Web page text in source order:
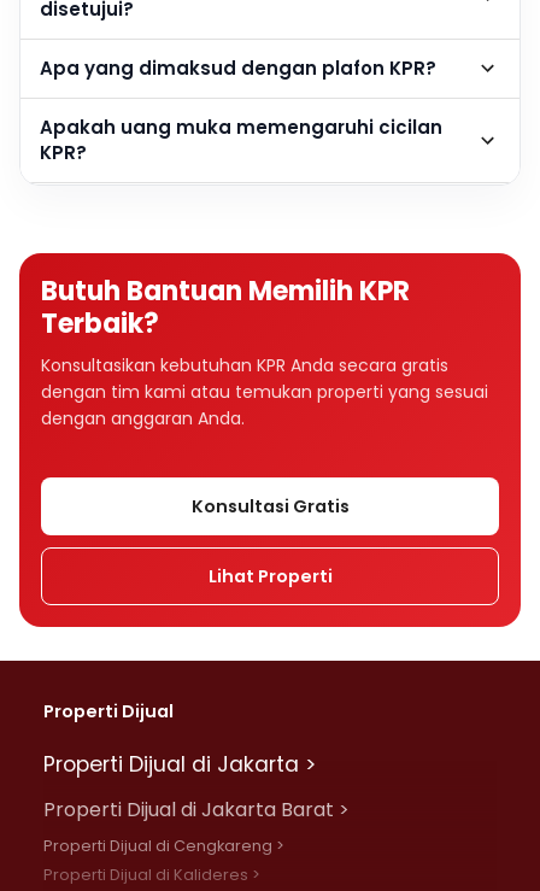
disetujui?
Apa yang dimaksud dengan plafon KPR?
Apakah uang muka memengaruhi cicilan
KPR?
Apakah semakin besar DP semakin baik?
Bagaimana tenor memengaruhi cicilan KPR?
Tenor KPR 10, 15, atau 20 tahun, mana yang
Apakah suku bunga memengaruhi cicilan
KPR?
Apa perbedaan bunga fixed dan floating
dalam KPR?
Mengapa cicilan KPR bisa naik setelah
Apa perbedaan bunga flat, efektif, dan
anuitas?
Rumah Rp500 juta cicilannya berapa per
bulan?
Butuh Bantuan Memilih KPR
Terbaik?
Konsultasikan kebutuhan KPR Anda secara gratis
dengan tim kami atau temukan properti yang sesuai
dengan anggaran Anda.
Konsultasi Gratis
Lihat Properti
Properti Dijual
Properti Dijual di Jakarta >
Properti Dijual di Jakarta Barat >
Properti Dijual di Cengkareng >
Properti Dijual di Kalideres >